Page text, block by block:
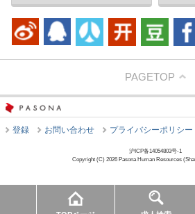
PAGETOP
登録 お問い合わせ プライバシーポリシー
沪ICP备14054803号-1
Copyright (C) 2026 Pasona Human Resources